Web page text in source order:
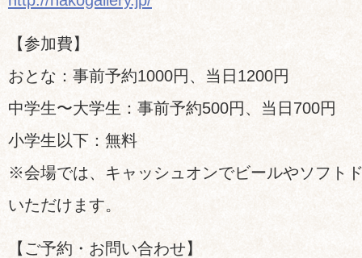
【参加費】
おとな：事前予約1000円、当日1200円
中学生〜大学生：事前予約500円、当日700円
小学生以下：無料
※会場では、キャッシュオンでビールやソフト
いただけます。
【ご予約・お問い合わせ】